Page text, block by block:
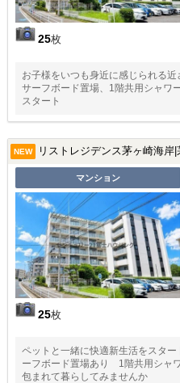
25枚
お子様をいつも身近に感じられる近
サーフボード置場、1階共用シャワ
スタート
NEW リストレジデンス茅ヶ崎海
マンション
25枚
ペットと一緒に快適新生活をスタ
ーフボード置場あり 1階共用シャ
包まれて暮らしてみませんか